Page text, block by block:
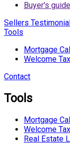
Buyer's guide
Sellers
Tools
Mortgage
Welcome
Contact
Tools
Mortgage
Welcome
Real Estate